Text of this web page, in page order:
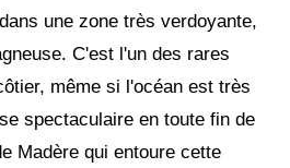
une zone très verdoyante,
C'est l'un des rares
même si l'océan est très
spectaculaire en toute fin de
Madère qui entoure cette